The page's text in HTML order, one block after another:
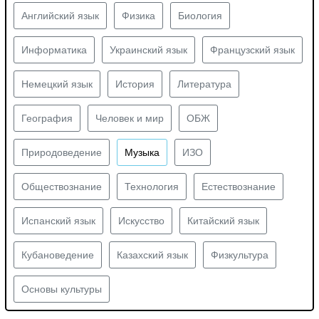
Английский язык Физика Биология
Информатика Украинский язык Французский язык
Немецкий язык История Литература
География Человек и мир ОБЖ
Природоведение Музыка ИЗО
Обществознание Технология Естествознание
Испанский язык Искусство Китайский язык
Кубановедение Казахский язык Физкультура
Основы культуры